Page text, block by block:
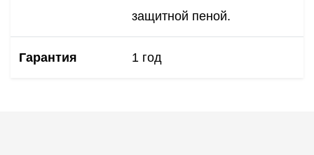
защитной пеной.
Гарантия 1 год